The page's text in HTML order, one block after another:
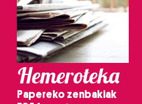
Hemeroteka
Papereko zenbakiak